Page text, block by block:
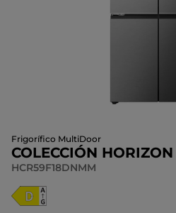
Frigorífico MultiDoor
COLECCIÓN HORIZON
HCR59F18DNMM